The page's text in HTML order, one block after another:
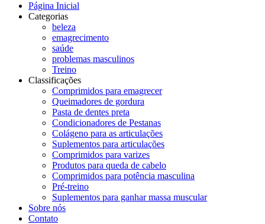
Página Inicial
Categorias
beleza
emagrecimento
saúde
problemas masculinos
Treino
Classificações
Comprimidos para emagrecer
Queimadores de gordura
Pasta de dentes preta
Condicionadores de Pestanas
Colágeno para as articulações
Suplementos para articulações
Comprimidos para varizes
Produtos para queda de cabelo
Comprimidos para potência masculina
Pré-treino
Suplementos para ganhar massa muscular
Sobre nós
Contato